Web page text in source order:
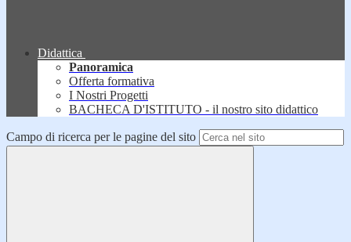
Didattica
Panoramica
Offerta formativa
I Nostri Progetti
BACHECA D'ISTITUTO - il nostro sito didattico
Campo di ricerca per le pagine del sito